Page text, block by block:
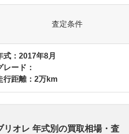
査定条件
式：2017年8月
レード：
行距離：2万km
リオレ 年式別の買取相場・査